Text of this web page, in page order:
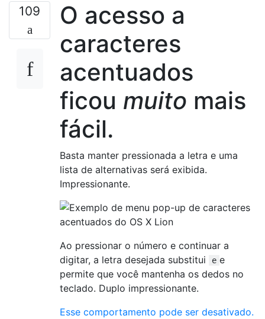
109
O acesso a
caracteres
acentuados
ficou muito mais
fácil.
Basta manter pressionada a letra e uma
lista de alternativas será exibida.
Impressionante.
Ao pressionar o número e continuar a
digitar, a letra desejada substitui
e e
permite que você mantenha os dedos no
teclado. Duplo impressionante.
Esse comportamento pode ser desativado.